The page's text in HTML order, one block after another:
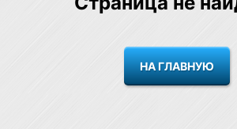
НА ГЛАВНУЮ